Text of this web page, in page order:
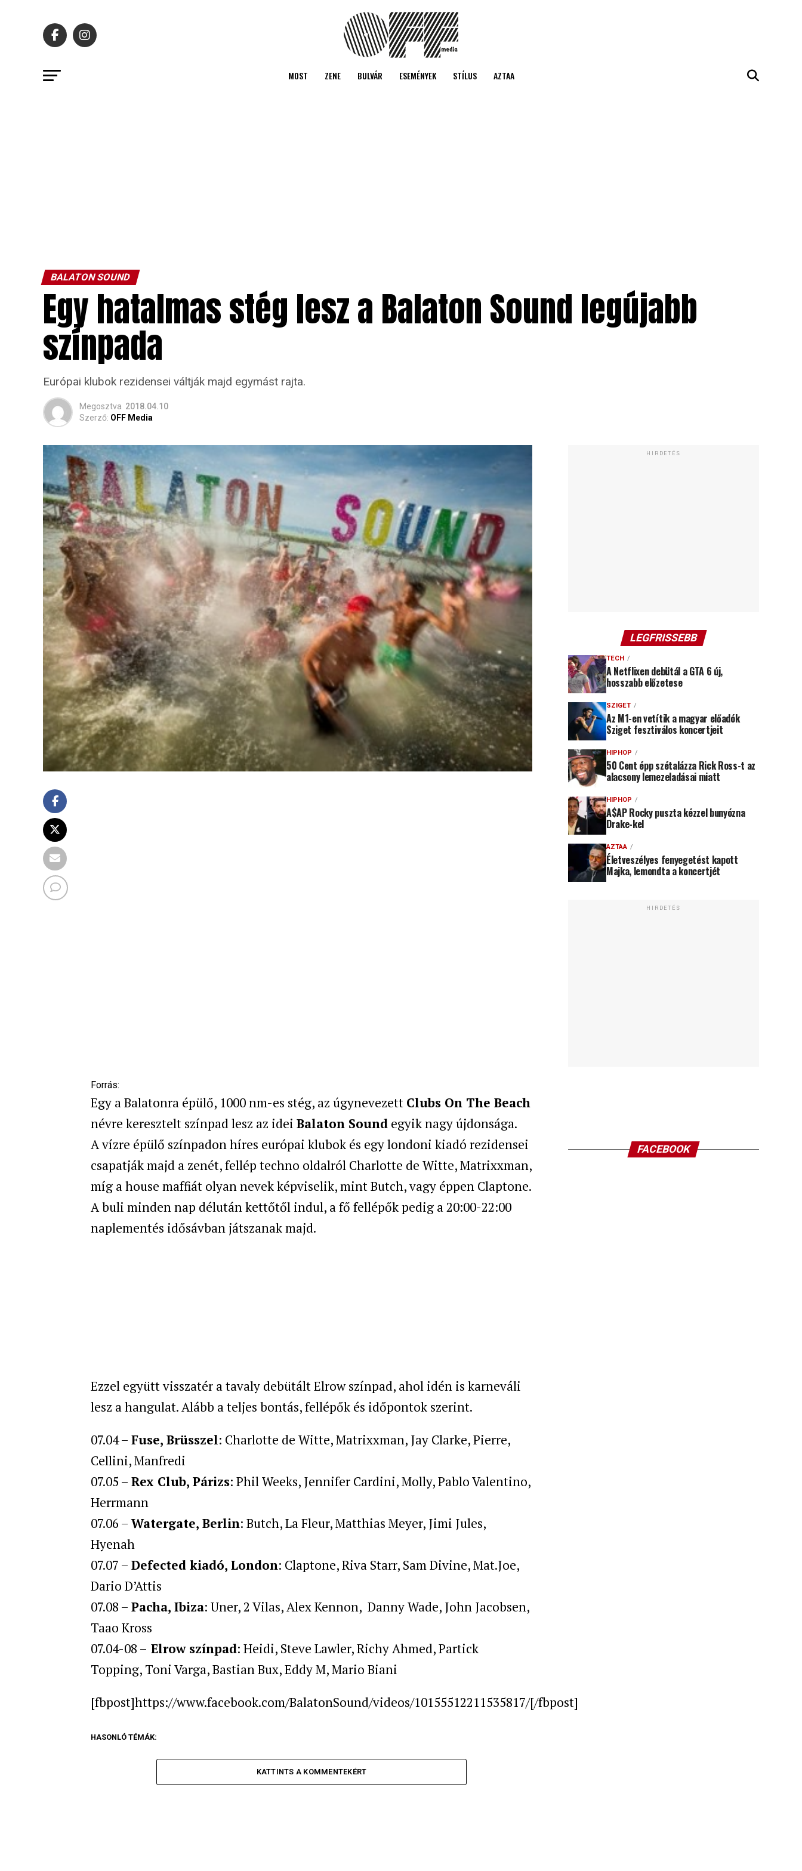
MOST ZENE BULVÁR ESEMÉNYEK STÍLUS AZTAA
BALATON SOUND
Egy hatalmas stég lesz a Balaton Sound legújabb
színpada
Európai klubok rezidensei váltják majd egymást rajta.
Megosztva 2018.04.10
Szerző: OFF Media
Forrás:
Egy a Balatonra épülő, 1000 nm-es stég, az úgynevezett Clubs On The Beach
névre keresztelt színpad lesz az idei Balaton Sound egyik nagy újdonsága.
Avízre épülő színpadon híres európai klubok és egy londoni kiadó rezidensei
csapatják majd a zenét, fellép techno oldalról Charlotte de Witte, Matrixxman,
míg a house maffiát olyan nevek képviselik, mint Butch, vagy éppen Claptone.
Abuli minden nap délután kettőtől indul, a fő fellépők pedig a 20:00-22:00
naplementés idősávban játszanak majd.
Ezzel együtt visszatér a tavaly debütált Elrow színpad, ahol idén is karneváli
lesz a hangulat. Alább a teljes bontás, fellépők és időpontok szerint.
07.04 – Fuse, Brüsszel: Charlotte de Witte, Matrixxman, Jay Clarke, Pierre,
Cellini, Manfredi
07.05 – Rex Club, Párizs: Phil Weeks, Jennifer Cardini, Molly, Pablo Valentino,
Herrmann
07.06 –Watergate, Berlin: Butch, La Fleur, Matthias Meyer, Jimi Jules,
Hyenah
07.07 – Defected kiadó, London: Claptone, Riva Starr, Sam Divine, Mat.Joe,
Dario D’Attis
07.08 – Pacha, Ibiza: Uner, 2 Vilas, Alex Kennon, Danny Wade, John Jacobsen,
Taao Kross
07.04-08 – Elrow színpad: Heidi, Steve Lawler, Richy Ahmed, Partick
Topping, Toni Varga, Bastian Bux, Eddy M, Mario Biani
[fbpost]https://www.facebook.com/BalatonSound/videos/10155512211535817/[/fbpost]
HASONLÓ TÉMÁK:
KATTINTS A KOMMENTEKÉRT
HIRDETÉS
LEGFRISSEBB
TECH
A Netflixen debütál a GTA 6 új,
hosszabb előzetese
SZIGET
Az M1-en vetítik a magyar előadók
Sziget fesztiválos koncertjeit
HIPHOP
50 Cent épp szétalázza Rick Ross-t az
alacsony lemezeladásai miatt
HIPHOP
A$AP Rocky puszta kézzel bunyózna
Drake-kel
AZTAA
Életveszélyes fenyegetést kapott
Majka, lemondta a koncertjét
HIRDETÉS
FACEBOOK